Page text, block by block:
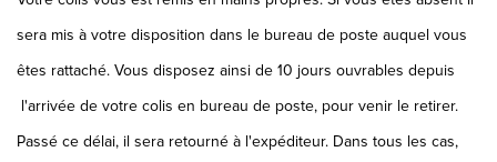
sera mis à votre disposition dans le bureau de poste auquel vous
êtes rattaché. Vous disposez ainsi de 10 jours ouvrables depuis
l'arrivée de votre colis en bureau de poste, pour venir le retirer.
Passé ce délai, il sera retourné à l'expéditeur. Dans tous les cas,